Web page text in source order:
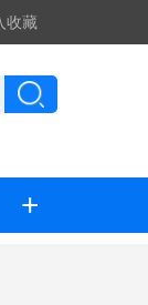
收藏
+